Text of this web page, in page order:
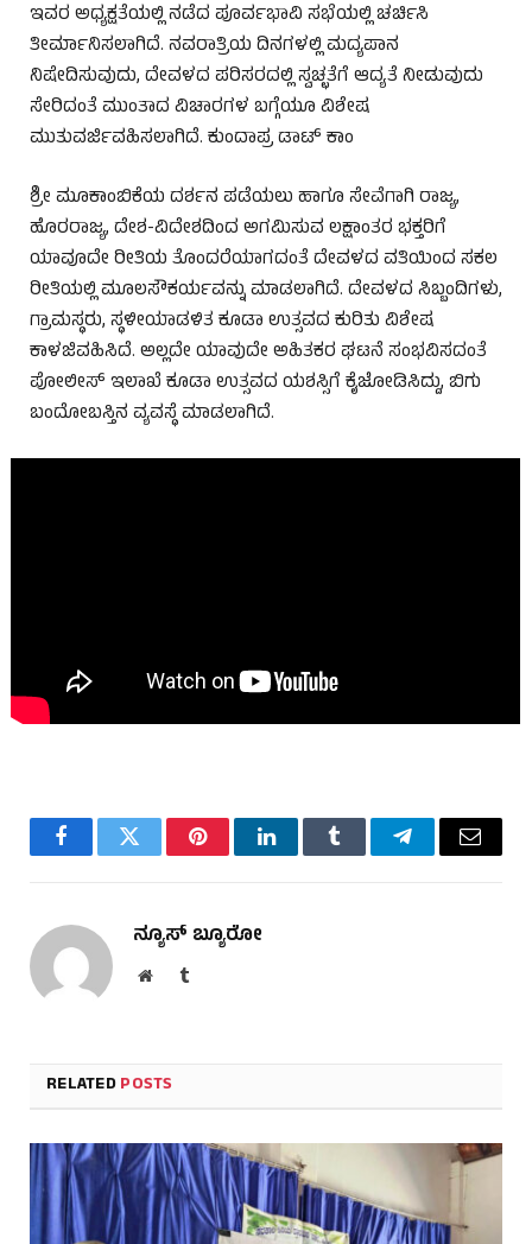
ಇವರ ಅಧ್ಯಕ್ಷತೆಯಲ್ಲಿ ನಡೆದ ಪೂರ್ವಭಾವಿ ಸಭೆಯಲ್ಲಿ ಚರ್ಚಿಸಿ
ತೀರ್ಮಾನಿಸಲಾಗಿದೆ. ನವರಾತ್ರಿಯ ದಿನಗಳಲ್ಲಿ ಮದ್ಯಪಾನ
ನಿಷೇದಿಸುವುದು, ದೇವಳದ ಪರಿಸರದಲ್ಲಿ ಸ್ವಚ್ಛತೆಗೆ ಆದ್ಯತೆ ನೀಡುವುದು
ಸೇರಿದಂತೆ ಮುಂತಾದ ವಿಚಾರಗಳ ಬಗ್ಗೆಯೂ ವಿಶೇಷ
ಮುತುವರ್ಜಿವಹಿಸಲಾಗಿದೆ. ಕುಂದಾಪ್ರ ಡಾಟ್ ಕಾಂ
ಶ್ರೀ ಮೂಕಾಂಬಿಕೆಯ ದರ್ಶನ ಪಡೆಯಲು ಹಾಗೂ ಸೇವೆಗಾಗಿ ರಾಜ್ಯ,
ಹೊರರಾಜ್ಯ, ದೇಶ-ವಿದೇಶದಿಂದ ಅಗಮಿಸುವ ಲಕ್ಷಾಂತರ ಭಕ್ತರಿಗೆ
ಯಾವೂದೇ ರೀತಿಯ ತೊಂದರೆಯಾಗದಂತೆ ದೇವಳದ ವತಿಯಿಂದ ಸಕಲ
ರೀತಿಯಲ್ಲಿ ಮೂಲಸೌಕರ್ಯವನ್ನು ಮಾಡಲಾಗಿದೆ. ದೇವಳದ ಸಿಬ್ಬಂದಿಗಳು,
ಗ್ರಾಮಸ್ಥರು, ಸ್ಥಳೀಯಾಡಳಿತ ಕೂಡಾ ಉತ್ಸವದ ಕುರಿತು ವಿಶೇಷ
ಕಾಳಜಿವಹಿಸಿದೆ. ಅಲ್ಲದೇ ಯಾವುದೇ ಅಹಿತಕರ ಘಟನೆ ಸಂಭವಿಸದಂತೆ
ಪೋಲೀಸ್ ಇಲಾಖೆ ಕೂಡಾ ಉತ್ಸವದ ಯಶಸ್ಸಿಗೆ ಕೈಜೋಡಿಸಿದ್ದು, ಬಿಗು
ಬಂದೋಬಸ್ತಿನ ವ್ಯವಸ್ಥೆ ಮಾಡಲಾಗಿದೆ.
FacebookTwitter PinterestLinkedInTumblr TelegramEmail
ನ್ಯೂಸ್ ಬ್ಯೂರೋ
WebsiteTumblr
RELATEDPOSTS